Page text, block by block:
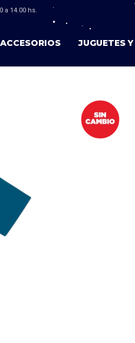
ACCESORIOS JUGUETES
a 14.00 hs.